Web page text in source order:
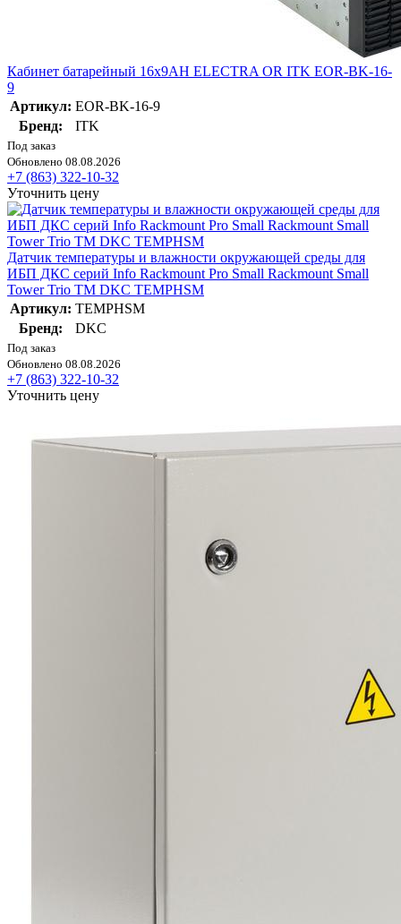
Кабинет батарейный 16х9AH ELECTRA OR ITK EOR-BK-16-
9
Артикул: EOR-BK-16-9
Бренд:
ITK
Под заказ
Обновлено 08.08.2026
+7 (863) 322-10-32
Уточнить цену
Датчик температуры и влажности окружающей среды для
ИБП ДКС серий Info Rackmount Pro Small Rackmount Small
Tower Trio TM DKC TEMPHSM
Артикул: TEMPHSM
Бренд:
DKC
Под заказ
Обновлено 08.08.2026
+7 (863) 322-10-32
Уточнить цену